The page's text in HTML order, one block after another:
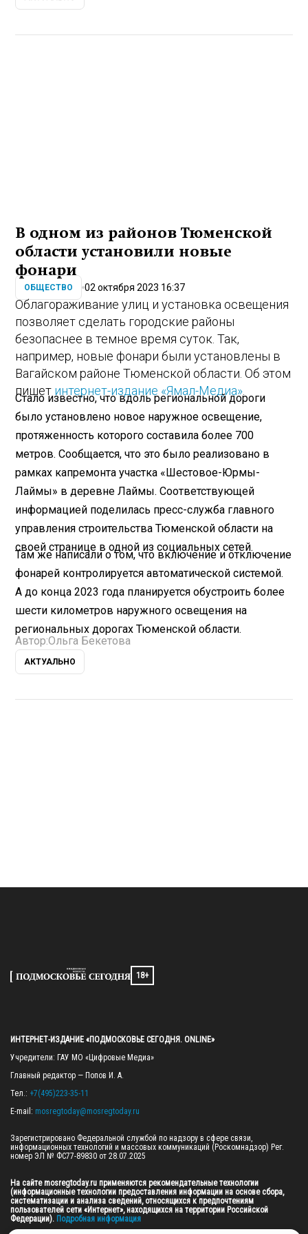
В одном из районов Тюменской
области установили новые
фонари
ОБЩЕСТВО 02 октября 2023 16:37
Облагораживание улиц и установка освещения
позволяет сделать городские районы
безопаснее в темное время суток. Так,
например, новые фонари были установлены в
Вагайском районе Тюменской области. Об этом
пишет интернет-издание «Ямал-Медиа»
Стало известно, что вдоль региональной дороги
было установлено новое наружное освещение,
протяженность которого составила более 700
метров. Сообщается, что это было реализовано в
рамках капремонта участка «Шестовое-Юрмы-
Лаймы» в деревне Лаймы. Соответствующей
информацией поделилась пресс-служба главного
управления строительства Тюменской области на
своей странице в одной из социальных сетей.
Там же написали о том, что включение и отключение
фонарей контролируется автоматической системой.
А до конца 2023 года планируется обустроить более
шести километров наружного освещения на
региональных дорогах Тюменской области.
Автор:Ольга Бекетова
АКТУАЛЬНО
18+
ИНТЕРНЕТ-ИЗДАНИЕ «ПОДМОСКОВЬЕ СЕГОДНЯ. ONLINE»
Учредители: ГАУ МО «Цифровые Медиа»
Главный редактор — Попов И. А.
Тел.: +7(495)223-35-11
E-mail: mosregtoday@mosregtoday.ru
Зарегистрировано Федеральной службой по надзору в сфере связи,
информационных технологий и массовых коммуникаций (Роскомнадзор) Рег.
номер ЭЛ № ФС77-89830 от 28.07.2025
На сайте mosregtoday.ru применяются рекомендательные технологии
(информационные технологии предоставления информации на основе сбора,
систематизации и анализа сведений, относящихся к предпочтениям
пользователей сети «Интернет», находящихся на территории Российской
Федерации). Подробная информация